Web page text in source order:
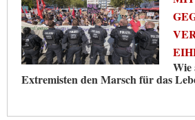
Wie
Extremisten den Marsch für das